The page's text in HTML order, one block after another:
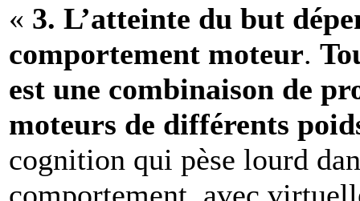
« 3. L’atteinte du but
comportement moteur.
est une combinaison de
moteurs de différents
cognition qui pèse lourd